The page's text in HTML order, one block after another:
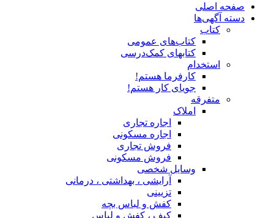
صفحه اصلی
دسته آگهی‌ها
کتاب
کتاب‌های عمومی
کتابهای کمک‌درسی
استخدام
کارفرما هستم!
جویای کار هستم!
متفرقه
املاک
اجاره تجاری
اجاره مسکونی
فروش تجاری
فروش مسکونی
وسایل شخصی
آرایشی ، بهداشتی ، درمانی
تزیینی
کفش و لباس بچه
کیف ، کفش و لباس